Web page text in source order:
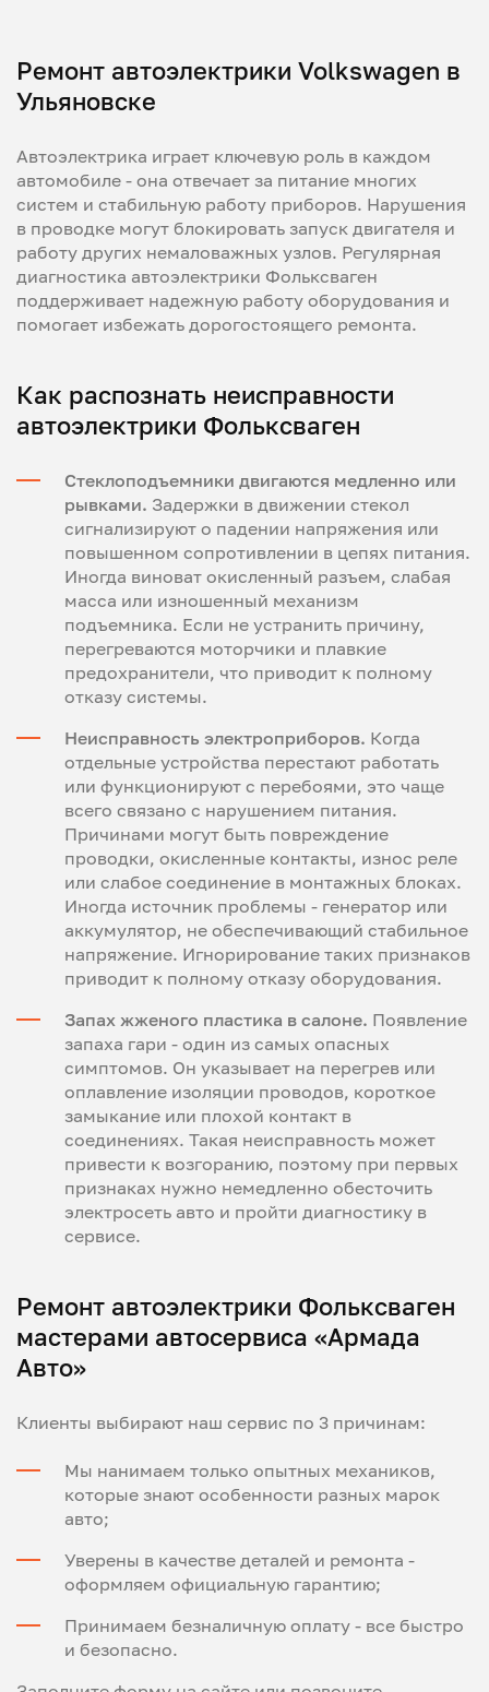
Ремонт автоэлектрики Volkswagen в
Ульяновске
Автоэлектрика играет ключевую роль в каждом
автомобиле - она отвечает за питание многих
систем и стабильную работу приборов. Нарушения
в проводке могут блокировать запуск двигателя и
работу других немаловажных узлов. Регулярная
диагностика автоэлектрики Фольксваген
поддерживает надежную работу оборудования и
помогает избежать дорогостоящего ремонта.
Как распознать неисправности
автоэлектрики Фольксваген
Стеклоподъемники двигаются медленно или
рывками. Задержки в движении стекол
сигнализируют о падении напряжения или
повышенном сопротивлении в цепях питания.
Иногда виноват окисленный разъем, слабая
масса или изношенный механизм
подъемника. Если не устранить причину,
перегреваются моторчики и плавкие
предохранители, что приводит к полному
отказу системы.
Неисправность электроприборов. Когда
отдельные устройства перестают работать
или функционируют с перебоями, это чаще
всего связано с нарушением питания.
Причинами могут быть повреждение
проводки, окисленные контакты, износ реле
или слабое соединение в монтажных блоках.
Иногда источник проблемы - генератор или
аккумулятор, не обеспечивающий стабильное
напряжение. Игнорирование таких признаков
приводит к полному отказу оборудования.
Запах жженого пластика в салоне. Появление
запаха гари - один из самых опасных
симптомов. Он указывает на перегрев или
оплавление изоляции проводов, короткое
замыкание или плохой контакт в
соединениях. Такая неисправность может
привести к возгоранию, поэтому при первых
признаках нужно немедленно обесточить
электросеть авто и пройти диагностику в
сервисе.
Ремонт автоэлектрики Фольксваген
мастерами автосервиса «Армада
Авто»
Клиенты выбирают наш сервис по 3 причинам:
Мы нанимаем только опытных механиков,
которые знают особенности разных марок
авто;
Уверены в качестве деталей и ремонта -
оформляем официальную гарантию;
Принимаем безналичную оплату - все быстро
и безопасно.